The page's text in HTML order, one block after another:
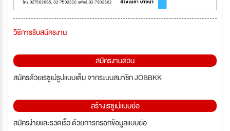
วิธีการรับสมัครงาน
สมัครงานด่วน
สมัครด้วยเรซูเม่รูปแบบเต็ม จากระบบสมาชิก JOBBKK
สร้างเรซูเม่แบบย่อ
สมัครง่ายและรวดเร็ว ด้วยการกรอกข้อมูลแบบย่อ